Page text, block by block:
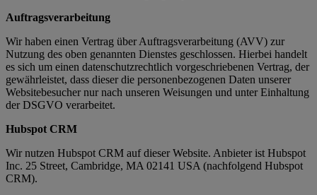
Auftragsverarbeitung
Wir haben einen Vertrag über Auftragsverarbeitung (AVV) zur
Nutzung des oben genannten Dienstes geschlossen. Hierbei handelt
es sich um einen datenschutzrechtlich vorgeschriebenen Vertrag, der
gewährleistet, dass dieser die personenbezogenen Daten unserer
Websitebesucher nur nach unseren Weisungen und unter Einhaltung
der DSGVO verarbeitet.
Hubspot CRM
Wir nutzen Hubspot CRM auf dieser Website. Anbieter ist Hubspot
Inc. 25 Street, Cambridge, MA 02141 USA (nachfolgend Hubspot
CRM).